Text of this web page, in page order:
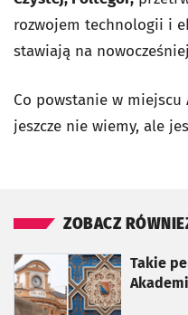
rozwojem technologii i
stawiają na
Co powstanie w miejscu
jeszcze nie wiemy, ale
ZOBACZ
Takie
otworzy się w nowej karcie